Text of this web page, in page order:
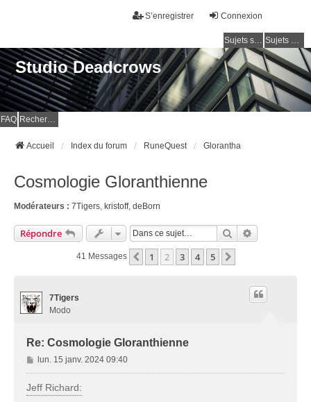
Connexion
S’enregistrer
Sujets sans réponse Sujets actifs
Studio Deadcrows
FAQ Rechercher
Accueil Index du forum RuneQuest Glorantha
Cosmologie Gloranthienne
Modérateurs : 7Tigers, kristoff, deBorn
Répondre Rechercher
41 Messages Précédente
1 2 3 4 5
7Tigers
Modo
Re: Cosmologie Gloranthienne
M
e
s
s
lun. 15 janv. 2024 09:40
Jeff Richard: